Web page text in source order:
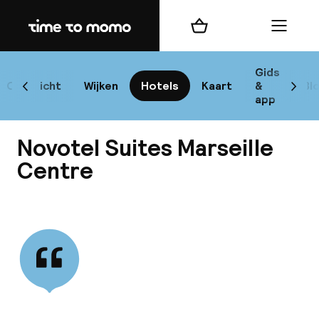
Home
Overzicht Wijken Hotels Kaart
Gids
&
app
Scroll naar links
Winkelmand Menu
Novotel Suites Marseille
Centre